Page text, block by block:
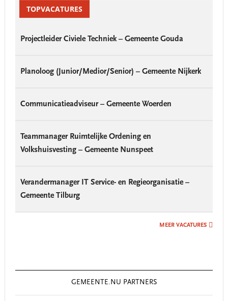
SidebarTOPVACATURES
Projectleider Civiele Techniek – Gemeente Gouda
Planoloog (Junior/Medior/Senior) – Gemeente Nijkerk
Communicatieadviseur – Gemeente Woerden
Teammanager Ruimtelijke Ordening en
Volkshuisvesting – Gemeente Nunspeet
Verandermanager IT Service- en Regieorganisatie –
Gemeente Tilburg
MEER VACATURES
GEMEENTE.NU PARTNERS